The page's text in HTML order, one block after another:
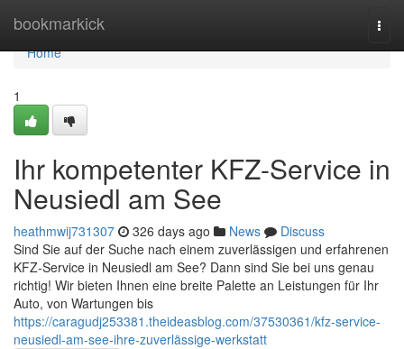
bookmarkick
Home
Home
1
Ihr kompetenter KFZ-Service in
Neusiedl am See
heathmwij731307 326 days ago News
Discuss
Sind Sie auf der Suche nach einem zuverlässigen und erfahrenen
KFZ-Service in Neusiedl am See? Dann sind Sie bei uns genau
richtig! Wir bieten Ihnen eine breite Palette an Leistungen für Ihr
Auto, von Wartungen bis
https://caragudj253381.theideasblog.com/37530361/kfz-service-
neusiedl-am-see-ihre-zuverlässige-werkstatt